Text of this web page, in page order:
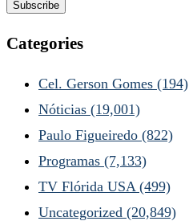
Categories
Cel. Gerson Gomes (194)
Nóticias (19,001)
Paulo Figueiredo (822)
Programas (7,133)
TV Flórida USA (499)
Uncategorized (20,849)